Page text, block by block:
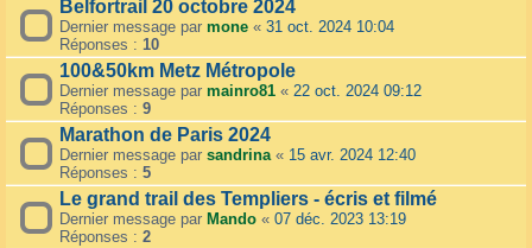
Belfortrail 20 octobre 2024
Dernier message par mone « 31 oct. 2024 10:04
Réponses : 10
100&50km Metz Métropole
Dernier message par mainro81 « 22 oct. 2024 09:12
Réponses : 9
Marathon de Paris 2024
Dernier message par sandrina« 15 avr. 2024 12:40
Réponses : 5
Le grand trail des Templiers - écris et filmé
Dernier message par Mando « 07 déc. 2023 13:19
Réponses : 2